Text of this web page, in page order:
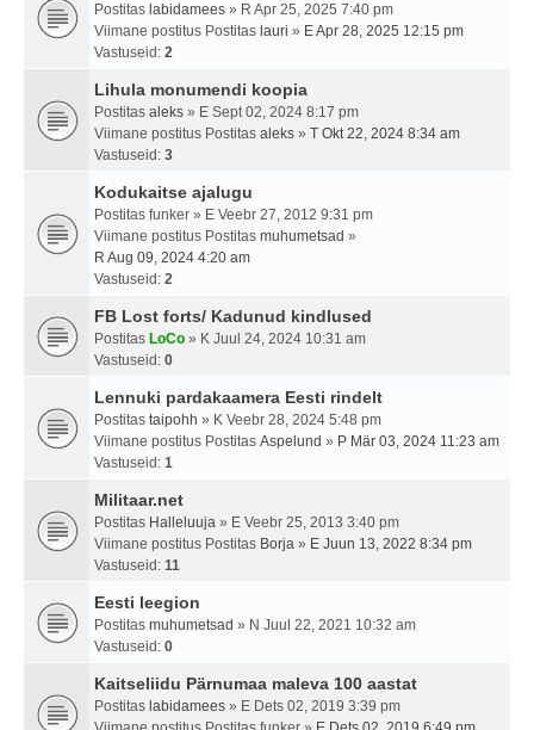
Postitas labidamees » R Apr 25, 2025 7:40 pm
Viimane postitus Postitas lauri » E Apr 28, 2025 12:15 pm
Vastuseid: 2
Lihula monumendi koopia
Postitas aleks » E Sept 02, 2024 8:17 pm
Viimane postitus Postitas aleks » T Okt 22, 2024 8:34 am
Vastuseid: 3
Kodukaitse ajalugu
Postitas funker » E Veebr 27, 2012 9:31 pm
Viimane postitus Postitas muhumetsad »
R Aug 09, 2024 4:20 am
Vastuseid: 2
FB Lost forts/ Kadunud kindlused
Postitas LoCo » K Juul 24, 2024 10:31 am
Vastuseid: 0
Lennuki pardakaamera Eesti rindelt
Postitas taipohh » K Veebr 28, 2024 5:48 pm
Viimane postitus Postitas Aspelund » P Mär 03, 2024 11:23 am
Vastuseid: 1
Militaar.net
Postitas Halleluuja » E Veebr 25, 2013 3:40 pm
Viimane postitus Postitas Borja » E Juun 13, 2022 8:34 pm
Vastuseid: 11
Eesti leegion
Postitas muhumetsad » N Juul 22, 2021 10:32 am
Vastuseid: 0
Kaitseliidu Pärnumaa maleva 100 aastat
Postitas labidamees » E Dets 02, 2019 3:39 pm